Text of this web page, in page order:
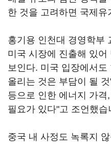
한 것을 고려하면 국제
홍기용 인천대 경영학부
미국 시장에 진출해 있
보인다. 미국 입장에서
올리는 것은 부담이 될
등으로 인한 에너지 가
필요가 있다"고 조언했습
중국 내 사정도 녹록지